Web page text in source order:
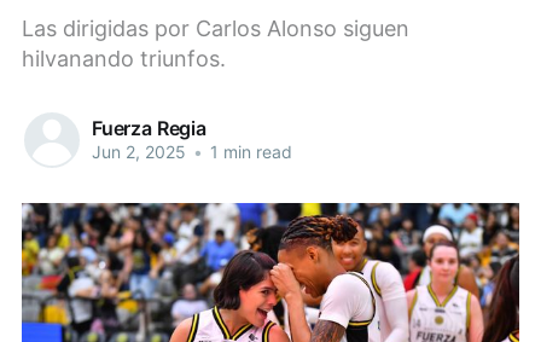
Las dirigidas por Carlos Alonso siguen
hilvanando triunfos.
Fuerza Regia
Jun 2, 2025 • 1 min read